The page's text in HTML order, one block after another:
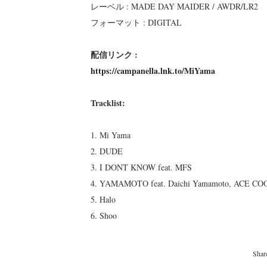
レーベル : MADE DAY MAIDER / AWDR/LR2
フォーマット : DIGITAL
配信リンク :
https://campanella.lnk.to/MiYama
Tracklist:
1. Mi Yama
2. DUDE
3. I DONT KNOW feat. MFS
4. YAMAMOTO feat. Daichi Yamamoto, ACE
5. Halo
6. Shoo